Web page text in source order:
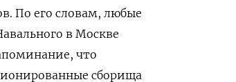
По его словам, любые
в Москве
что
сборища